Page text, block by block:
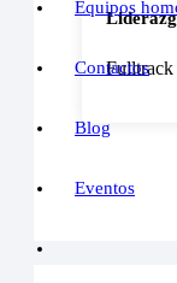
Equipos
Contactos
Blog
Eventos
Fulltrack